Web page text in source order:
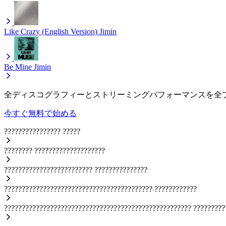
Like Crazy (English Version) Jimin
Be Mine Jimin
全ディスコグラフィーとストリーミングパフォーマンスを全
今すぐ無料で始める
???????????????? ?????
???????? ????????????????????
????????????????????????? ???????????????
?????????????????????????????????????????? ????????????
?????????????????????????????????????????????????????